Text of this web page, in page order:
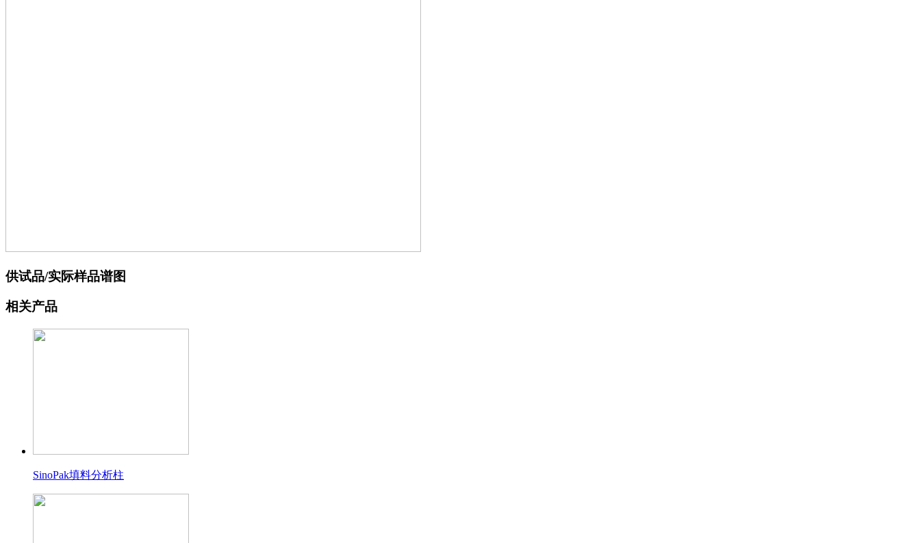
供试品/实际样品谱图
相关产品
SinoPak填料分析柱